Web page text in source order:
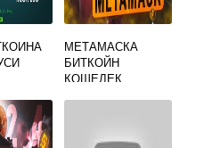
МЕТАМАСКА
БИТКОЙН
КОШЕЛЕК